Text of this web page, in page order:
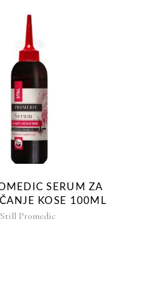
SERUM ZA
KOSE 100ML
Still Promedic